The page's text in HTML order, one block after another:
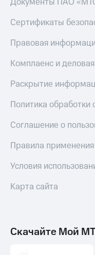
Сертификаты
Правовая
Комплаенс и
Раскрытие
Политика обработки
Соглашение о
Правила
Условия
Карта сайта
Скачайте Мой